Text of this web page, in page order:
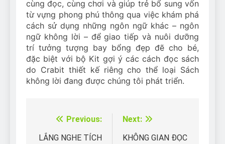
cùng đọc, cùng chơi và giúp trẻ bổ sung vốn
từ vựng phong phú thông qua việc khám phá
cách sử dụng những ngôn ngữ khác – ngôn
ngữ không lời – để giao tiếp và nuôi dưỡng
trí tưởng tượng bay bổng đẹp đẽ cho bé,
đặc biệt với bộ Kit gợi ý các cách đọc sách
do Crabit thiết kế riêng cho thể loại Sách
không lời đang được chúng tôi phát triển.
Điều
hướng
Previous:
LẮNG NGHE TÍCH
Next:
KHÔNG GIAN ĐỌC